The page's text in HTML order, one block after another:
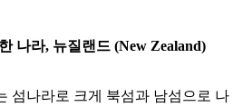
나라, 뉴질랜드 (New Zealand)
섬나라로 크게 북섬과 남섬으로 나